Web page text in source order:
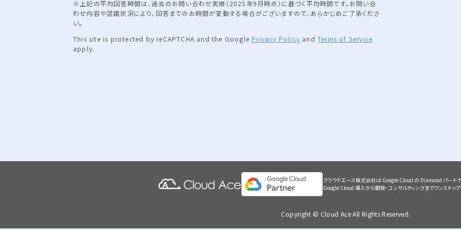
※上記の平均回答時間は、過去のお問い合わせ実績（2025年9月時点）に基づく平均時間です。お問い合
わせ内容や混雑状況により、回答までのお時間が変動する場合がございますので、あらかじめご了承くださ
い。
This site is protected by reCAPTCHA and the Google Privacy Policy andTerms of Service
apply.
クラウドエース株式会社は Google Cloud の Diamond パートナ
Google Cloud 導入から開発・コンサルティングまでワンストッ
Copyright © Cloud Ace All Rights Reserved.